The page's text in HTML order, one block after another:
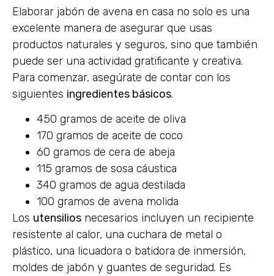
Elaborar jabón de avena en casa no solo es una
excelente manera de asegurar que usas
productos naturales y seguros, sino que también
puede ser una actividad gratificante y creativa.
Para comenzar, asegúrate de contar con los
siguientes ingredientes básicos.
450 gramos de aceite de oliva
170 gramos de aceite de coco
60 gramos de cera de abeja
115 gramos de sosa cáustica
340 gramos de agua destilada
100 gramos de avena molida
Los utensilios necesarios incluyen un recipiente
resistente al calor, una cuchara de metal o
plástico, una licuadora o batidora de inmersión,
moldes de jabón y guantes de seguridad. Es